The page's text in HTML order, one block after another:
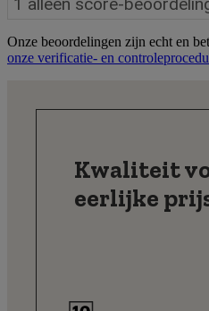
Onze beoordelingen zijn echt en
onze verificatie- en
Kwaliteit
eerlijke